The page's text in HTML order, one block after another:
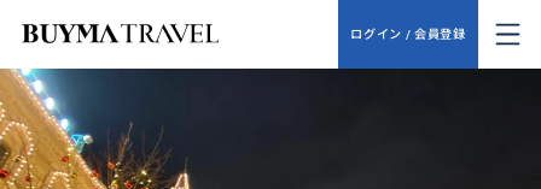
ログイン / 会員登録